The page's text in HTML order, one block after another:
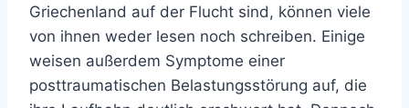
Griechenland auf der Flucht sind, können viele
von ihnen weder lesen noch schreiben. Einige
weisen außerdem Symptome einer
posttraumatischen Belastungsstörung auf, die